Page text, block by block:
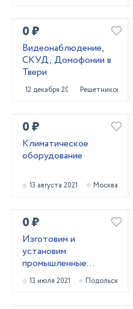
0 ₽
Видеонаблюдение,
СКУД, Домофонии в
Твери
12 декабря 2021 Решетниково
0 ₽
Климатическое
оборудование
13 августа 2021 Москва
0 ₽
Изготовим и
установим
промышленные
рулонные ворота
МВА из профиля AL-
13 июля 2021 Подольск